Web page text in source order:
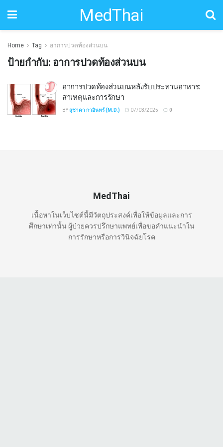
MedThai
Home Tag อาการปวดท้องส่วนบน
ป้ายกำกับ: อาการปวดท้องส่วนบน
อาการปวดท้องส่วนบนหลังรับประทานอาหาร:
สาเหตุและการรักษา
BYสุชาดา กาอินทร์ (M.D.) 07/03/2025 0
MedThai
เนื้อหาในเว็บไซต์นี้มีวัตถุประสงค์เพื่อให้ข้อมูลและการ
ศึกษาเท่านั้น ผู้ป่วยควรปรึกษาแพทย์เพื่อขอคำแนะนำใน
การรักษาหรือการวินิจฉัยโรค